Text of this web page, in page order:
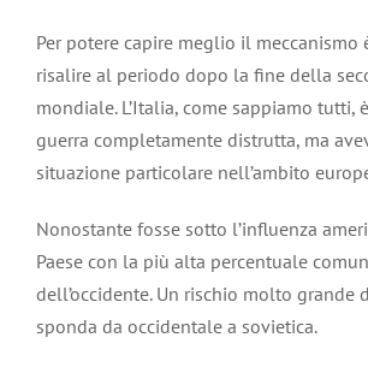
Per potere capire meglio il meccanismo
risalire al periodo dopo la fine della
mondiale. L’Italia, come sappiamo tutti,
guerra completamente distrutta, ma
situazione particolare nell’ambito
Nonostante fosse sotto l’influenza
Paese con la più alta percentuale
dell’occidente. Un rischio molto grande
sponda da occidentale a sovietica.